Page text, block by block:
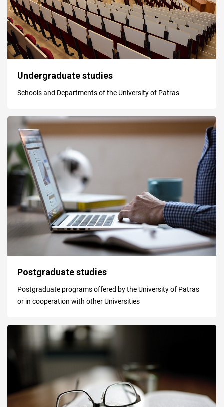
Undergraduate studies
Schools and Departments of the University of Patras
Postgraduate studies
Postgraduate programs offered by the University of Patras
or in cooperation with other Universities